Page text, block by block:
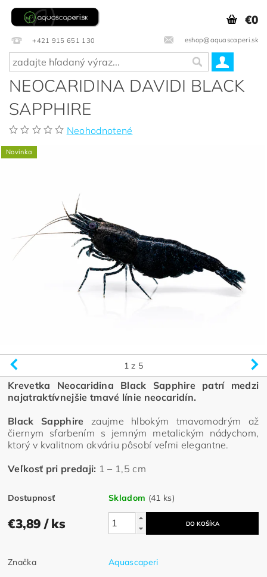
+421 915 651 130 eshop@aquascaperi.sk
€0
NEOCARIDINA DAVIDI BLACK
SAPPHIRE
Neohodnotené
Novinka
1 z 5
Krevetka Neocaridina Black Sapphire patrí medzi
najatraktívnejšie tmavé línie neocaridín.
Black Sapphire zaujme hlbokým tmavomodrým až
čiernym sfarbením s jemným metalickým nádychom,
ktorý v kvalitnom akváriu pôsobí veľmi elegantne.
Veľkosť pri predaji: 1 – 1,5 cm
Dostupnosť Skladom (41 ks)
€3,89/ ks
Značka
Aquascaperi